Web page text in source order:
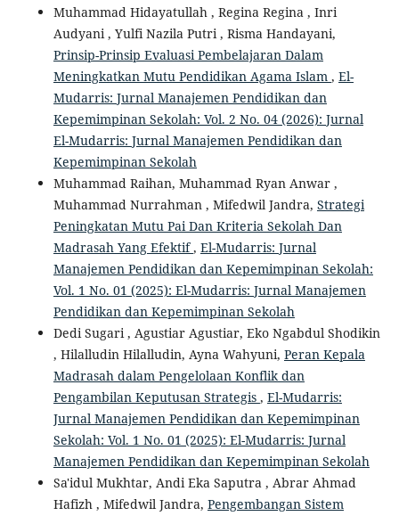
Muhammad Hidayatullah , Regina Regina , Inri
Audyani , Yulfi Nazila Putri , Risma Handayani,
Prinsip-Prinsip Evaluasi Pembelajaran Dalam
Meningkatkan Mutu Pendidikan Agama Islam , El-
Mudarris: Jurnal Manajemen Pendidikan dan
Kepemimpinan Sekolah: Vol. 2 No. 04 (2026): Jurnal
El-Mudarris: Jurnal Manajemen Pendidikan dan
Kepemimpinan Sekolah
Muhammad Raihan, Muhammad Ryan Anwar ,
Muhammad Nurrahman , Mifedwil Jandra, Strategi
Peningkatan Mutu Pai Dan Kriteria Sekolah Dan
Madrasah Yang Efektif, El-Mudarris: Jurnal
Manajemen Pendidikan dan Kepemimpinan Sekolah:
Vol. 1 No. 01 (2025): El-Mudarris: Jurnal Manajemen
Pendidikan dan Kepemimpinan Sekolah
Dedi Sugari , Agustiar Agustiar, Eko Ngabdul Shodikin
, Hilalludin Hilalludin, Ayna Wahyuni, Peran Kepala
Madrasah dalam Pengelolaan Konflik dan
Pengambilan Keputusan Strategis , El-Mudarris:
Jurnal Manajemen Pendidikan dan Kepemimpinan
Sekolah: Vol. 1 No. 01 (2025): El-Mudarris: Jurnal
Manajemen Pendidikan dan Kepemimpinan Sekolah
Sa'idul Mukhtar, Andi Eka Saputra , Abrar Ahmad
Hafizh , Mifedwil Jandra, Pengembangan Sistem